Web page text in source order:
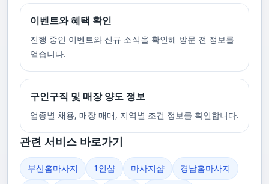
이벤트와 혜택 확인
진행 중인 이벤트와 신규 소식을 확인해 방문 전 정보를
얻습니다.
구인구직 및 매장 양도 정보
업종별 채용, 매장 매매, 지역별 조건 정보를 확인합니다.
관련 서비스 바로가기
부산홈마사지 1인샵 마사지샵
경남홈마사지